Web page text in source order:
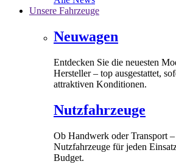
Unsere Fahrzeuge
Neuwagen
Entdecken Sie die neuesten
Hersteller – top ausgestattet,
attraktiven Konditionen.
Nutzfahrzeuge
Ob Handwerk oder Transport
Nutzfahrzeuge für jeden
Budget.